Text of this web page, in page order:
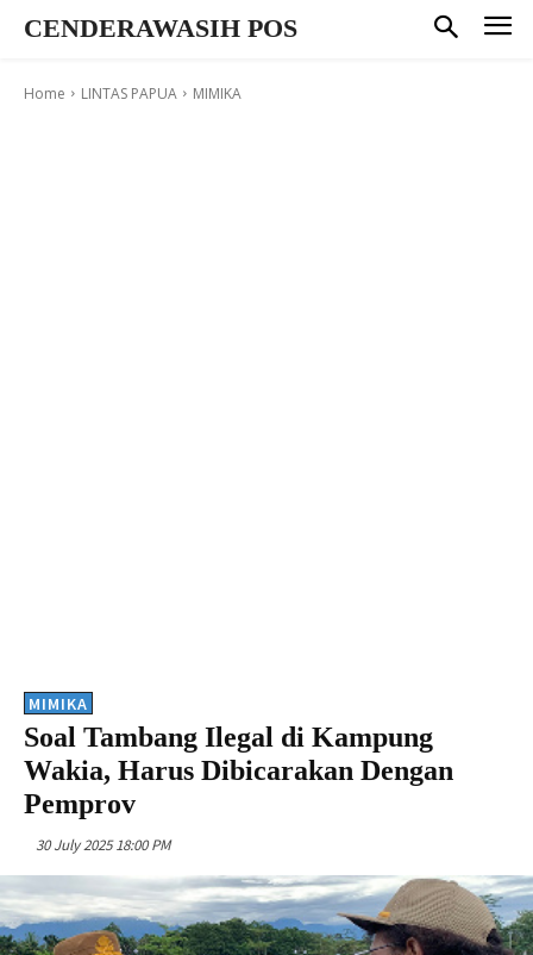
CENDERAWASIH POS
Home LINTAS PAPUA MIMIKA
MIMIKA
Soal Tambang Ilegal di Kampung
Wakia, Harus Dibicarakan Dengan
Pemprov
30 July 2025 18:00 PM